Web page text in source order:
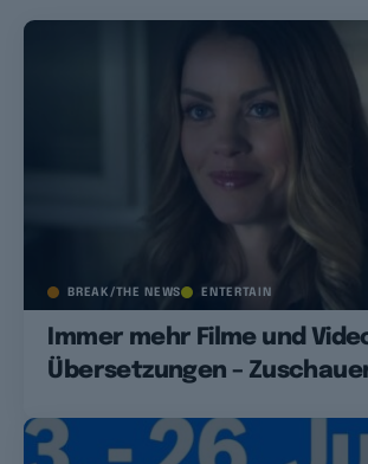
BREAK/THE NEWS ENTERTAIN
Immer mehr Filme und
Übersetzungen –